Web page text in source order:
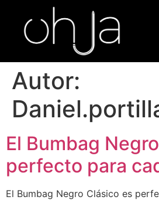
Autor:
El Bumbag
perfecto para
El Bumbag Negro Clásico es